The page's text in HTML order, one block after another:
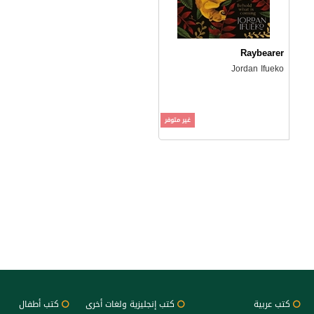
Raybearer
Jordan Ifueko
غير متوفر
كتب عربية كتب إنجليزية ولغات أخرى كتب أطفال